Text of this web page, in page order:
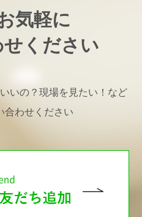
気軽に
ください
いの？現場を見たい！など
合わせください